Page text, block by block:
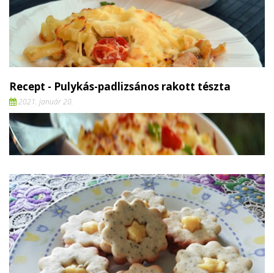
Recept - Pulykás-padlizsános rakott tészta
2021. január 20.